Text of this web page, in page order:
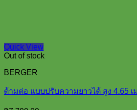
Quick View
Out of stock
BERGER
ด้ามต่อ แบบปรับความยาวได้ สูง 4.65 เ